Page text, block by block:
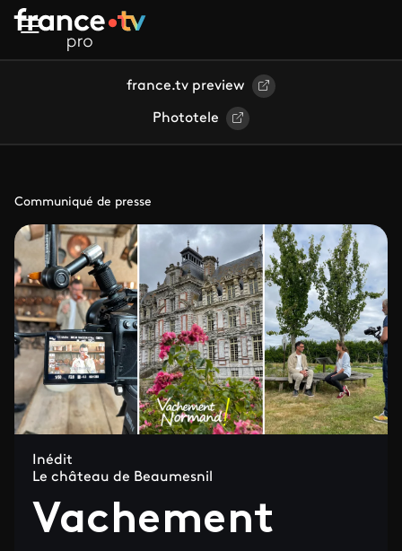
Aller au contenu principal
france.tv preview
Phototele
Communiqué de presse
Inédit
Le château de Beaumesnil
Vachement